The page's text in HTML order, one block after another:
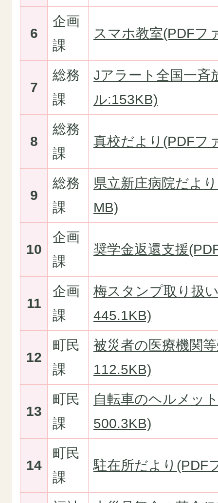
6
企画
課
スマホ教室(PDFフ
7
総務
課
Jアラート全国一斉
ル:153KB)
8
総務
課
真校だより(PDFフ
9
総務
課
県立新庄病院だよ
MB)
10
企画
課
奨学金返還支援
11
企画
課
梅スタンプ取り扱
445.1KB)
12
町民
課
被災者の医療機関
112.5KB)
13
町民
課
自転車のヘルメッ
500.3KB)
14
町民
課
駐在所だより(PDF